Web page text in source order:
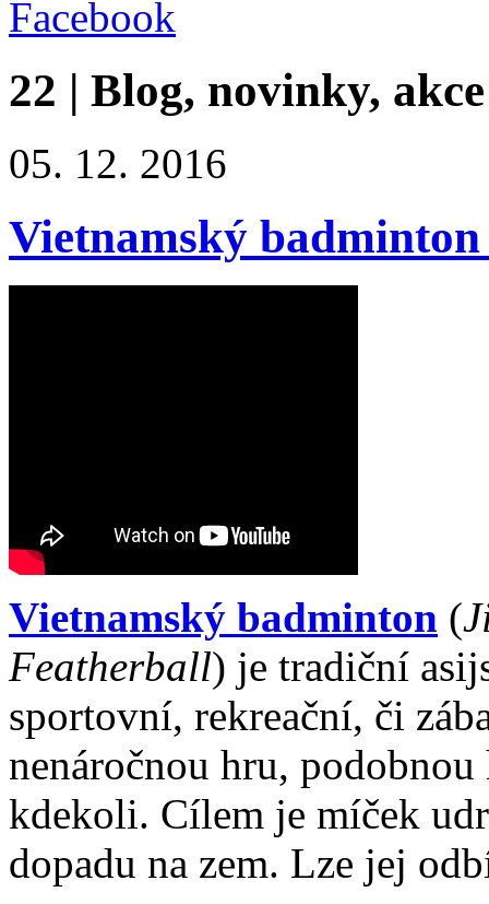
22 | Blog, novinky, akce
05. 12. 2016
Vietnamský
Vietnamský badminton (
Featherball) je tradiční
sportovní, rekreační, či
nenáročnou hru,
kdekoli. Cílem je míček
dopadu na zem. Lze jej